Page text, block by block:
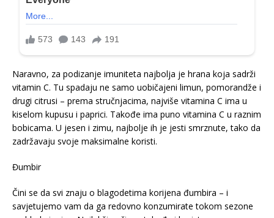
Naravno, za podizanje imuniteta najbolja je hrana koja sadrži
vitamin C. Tu spadaju ne samo uobičajeni limun, pomorandže i
drugi citrusi – prema stručnjacima, najviše vitamina C ima u
kiselom kupusu i paprici. Takođe ima puno vitamina C u raznim
bobicama. U jesen i zimu, najbolje ih je jesti smrznute, tako da
zadržavaju svoje maksimalne koristi.
Đumbir
Čini se da svi znaju o blagodetima korijena đumbira – i
savjetujemo vam da ga redovno konzumirate tokom sezone